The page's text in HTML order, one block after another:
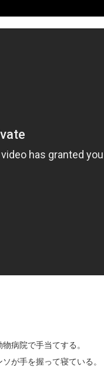
病院で手当てする。
が手を握って寝ている。